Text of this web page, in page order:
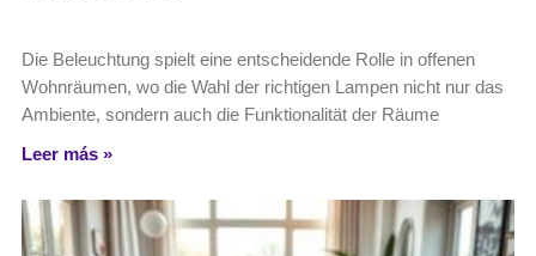
Die Beleuchtung spielt eine entscheidende Rolle in offenen
Wohnräumen, wo die Wahl der richtigen Lampen nicht nur das
Ambiente, sondern auch die Funktionalität der Räume
Leer más »